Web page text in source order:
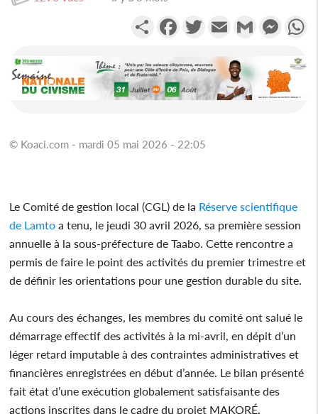
PartagerFacebookTwitterEmail Gmail
© Koaci.com - mardi 05 mai 2026 - 22:05
Le Comité de gestion local (CGL) de la Réserve scientifique
de Lamto a tenu, le jeudi 30 avril 2026, sa première session
annuelle à la sous-préfecture de Taabo. Cette rencontre a
permis de faire le point des activités du premier trimestre et
de définir les orientations pour une gestion durable du site.
Au cours des échanges, les membres du comité ont salué le
démarrage effectif des activités à la mi-avril, en dépit d’un
léger retard imputable à des contraintes administratives et
financières enregistrées en début d’année. Le bilan présenté
fait état d’une exécution globalement satisfaisante des
actions inscrites dans le cadre du projet MAKORÉ.